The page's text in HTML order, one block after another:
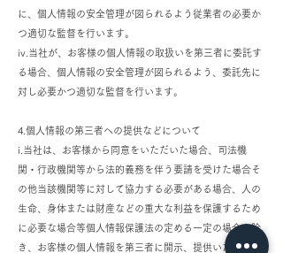
に、個人情報の安全管理が図られるよう従業者の必要か
つ適切な監督を行います。
iv.当社が、お客様の個人情報の取扱いを第三者に委託す
る場合、個人情報の安全管理が図られるよう、委託先に
対し必要かつ適切な監督を行います。
4.個人情報の第三者への提供などについて
i.当社は、お客様から同意をいただいた場合、司法機
関・行政機関等から法的義務を伴う要請を受けた場合そ
の他当該機関等に対して協力する必要がある場合、人の
生命、身体または財産などの重大な利益を保護するため
に必要な場合等個人情報保護法の定める一定の場合を除
き、お客様の個人情報を第三者に開示、提供いたしませ